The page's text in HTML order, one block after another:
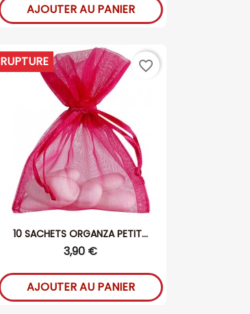
AJOUTER AU PANIER
10 SACHETS ORGANZA PETIT...
3,90 €
RUPTURE
AJOUTER AU PANIER
favorite_border